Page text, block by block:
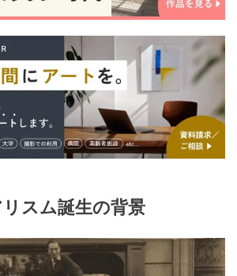
スム誕生の背景